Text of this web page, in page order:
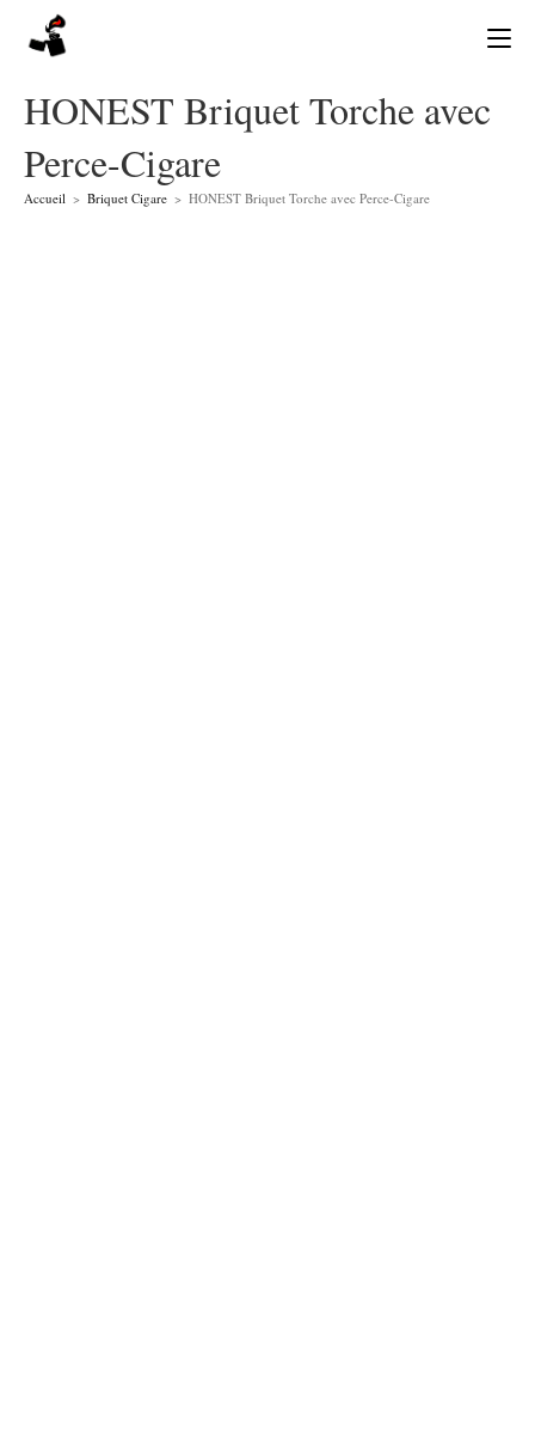
HONEST Briquet Torche avec
Perce-Cigare
Accueil > Briquet Cigare > HONEST Briquet Torche avec Perce-Cigare